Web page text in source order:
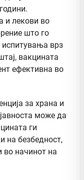
и лекови во
што го
испитувања врз
вакцината
ефективна во
за храна и
може да
ги
на безбедност,
во начинот на